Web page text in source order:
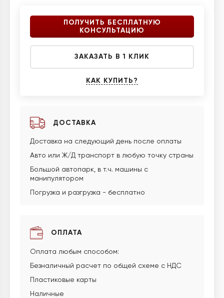
ПОЛУЧИТЬ БЕСПЛАТНУЮ
КОНСУЛЬТАЦИЮ
ЗАКАЗАТЬ В 1 КЛИК
КАК КУПИТЬ?
ДОСТАВКА
Доставка на следующий день после оплаты
Авто или Ж/Д транспорт в любую точку страны
Большой автопарк, в т.ч. машины с
манипулятором
Погрузка и разгрузка - бесплатно
ОПЛАТА
Оплата любым способом:
Безналичный расчет по общей схеме с НДС
Пластиковые карты
Наличные